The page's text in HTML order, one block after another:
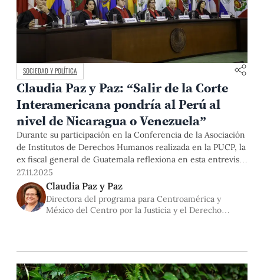
SOCIEDAD Y POLÍTICA
Claudia Paz y Paz: “Salir de la Corte
Interamericana pondría al Perú al
nivel de Nicaragua o Venezuela”
Durante su participación en la Conferencia de la Asociación
de Institutos de Derechos Humanos realizada en la PUCP, la
ex fiscal general de Guatemala reflexiona en esta entrevista
sobre el retroceso que se viene dando en la región en
materia de derechos humanos, y advierte que una salida del
Perú del sistema interamericano tendría graves
consecuencias para la justicia y la democracia.
27.11.2025
Claudia Paz y Paz
Directora del programa para Centroamérica y
México del Centro por la Justicia y el Derecho